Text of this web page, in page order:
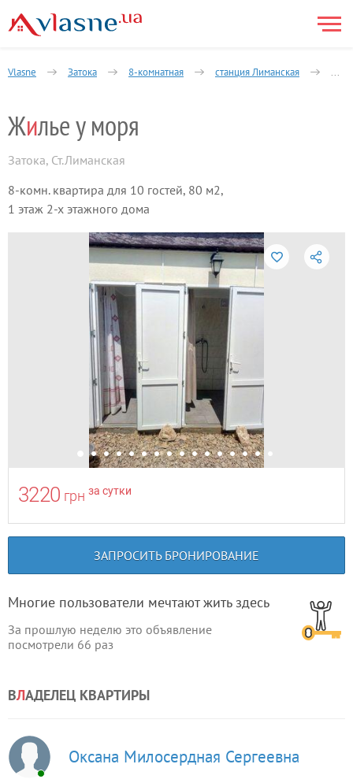
Vlasne Затока 8-комнатная станция Лиманская
Жилье у моря
Затока, Ст.Лиманская
8-комн. квартира для 10 гостей, 80 м2,
1 этаж 2-х этажного дома
3220 грн за сутки
ЗАПРОСИТЬ БРОНИРОВАНИЕ
Многие пользователи мечтают жить здесь
За прошлую неделю это объявление
посмотрели 66 раз
ВЛАДЕЛЕЦ КВАРТИРЫ
Оксана Милосердная Сергеевна